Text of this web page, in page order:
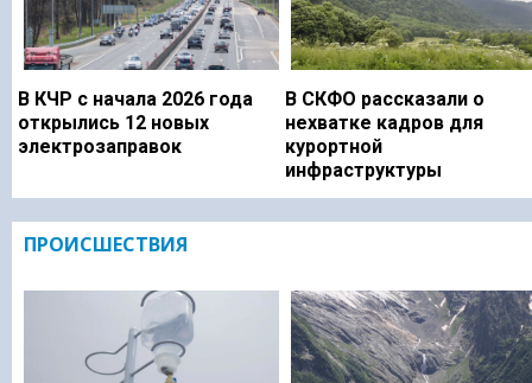
В КЧР с начала 2026 года
открылись 12 новых
электрозаправок
В СКФО рассказали о
нехватке кадров для
курортной
инфраструктуры
ПРОИСШЕСТВИЯ